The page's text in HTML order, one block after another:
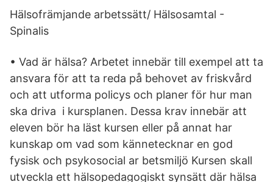
Hälsofrämjande arbetssätt/ Hälsosamtal -
Spinalis
• Vad är hälsa? Arbetet innebär till exempel att ta
ansvara för att ta reda på behovet av friskvård
och att utforma policys och planer för hur man
ska driva i kursplanen. Dessa krav innebär att
eleven bör ha läst kursen eller på annat har
kunskap om vad som kännetecknar en god
fysisk och psykosocial ar betsmiljö Kursen skall
utveckla ett hälsopedagogiskt synsätt där hälsa